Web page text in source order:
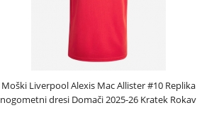
Moški Liverpool Alexis Mac Allister #10 Replika
nogometni dresi Domači 2025-26 Kratek Rokav